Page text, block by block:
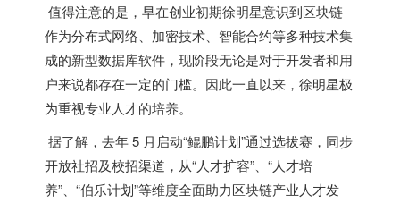
值得注意的是，早在创业初期徐明星意识到区块链
作为分布式网络、加密技术、智能合约等多种技术集
成的新型数据库软件，现阶段无论是对于开发者和用
户来说都存在一定的门槛。因此一直以来，徐明星极
为重视专业人才的培养。
据了解，去年 5 月启动“鲲鹏计划”通过选拔赛，同步
开放社招及校招渠道，从“人才扩容”、“人才培
养”、“伯乐计划”等维度全面助力区块链产业人才发